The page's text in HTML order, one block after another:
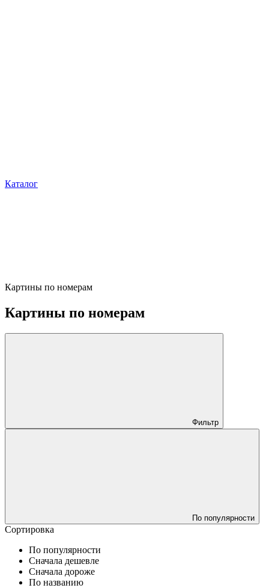
Каталог
Картины по номерам
Картины по номерам
Фильтр
По популярности
Сортировка
По популярности
Сначала дешевле
Сначала дороже
По названию